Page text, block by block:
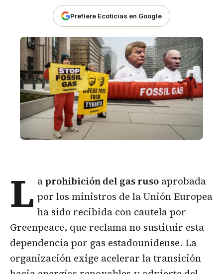
Prefiere Ecoticias en Google
L aprohibición del gas ruso aprobada
por los ministros de la Unión Europea
ha sido recibida con cautela por
Greenpeace, que reclama no sustituir esta
dependencia por gas estadounidense. La
organización exige acelerar la transición